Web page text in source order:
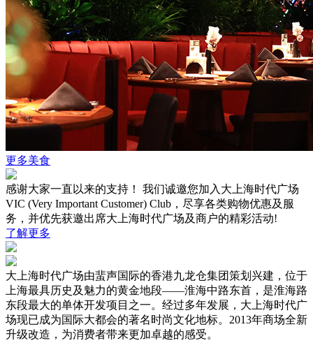
更多美食
感谢大家一直以来的支持！ 我们诚邀您加入大上海时代广场
VIC (Very Important Customer) Club，尽享各类购物优惠及服
务，并优先获邀出席大上海时代广场及商户的精彩活动!
了解更多
大上海时代广场由蜚声国际的香港九龙仓集团策划兴建，位于
上海最具历史及魅力的黄金地段——淮海中路东首，是淮海路
东段最大的单体开发项目之一。经过多年发展，大上海时代广
场现已成为国际大都会的著名时尚文化地标。2013年商场全新
升级改造，为消费者带来更加卓越的感受。